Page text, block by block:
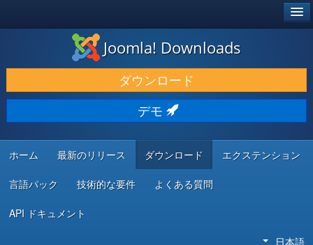
ダウンロードと機能拡張
発見と学び
コミュニティとサポート
開発者向けリソース
Joomla! Downloads
ダウンロード
デモ
ホーム 最新のリリース ダウンロード エクステンション
言語パック 技術的な要件 よくある質問
API ドキュメント
日本語